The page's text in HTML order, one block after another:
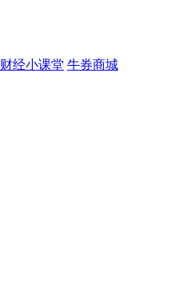
财经小课堂 牛券商城